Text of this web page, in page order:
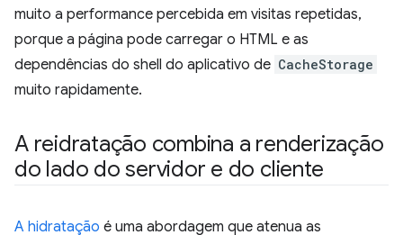
muito a performance percebida em visitas repetidas,
porque a página pode carregar o HTML e as
dependências do shell do aplicativo de CacheStorage
muito rapidamente.
A reidratação combina a renderização
do lado do servidor e do cliente
A hidratação é uma abordagem que atenua as